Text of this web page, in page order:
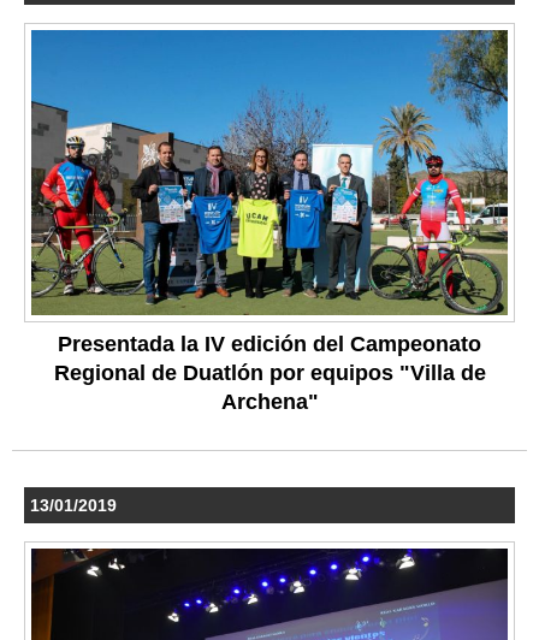
Presentada la IV edición del Campeonato
Regional de Duatlón por equipos "Villa de
Archena"
13/01/2019